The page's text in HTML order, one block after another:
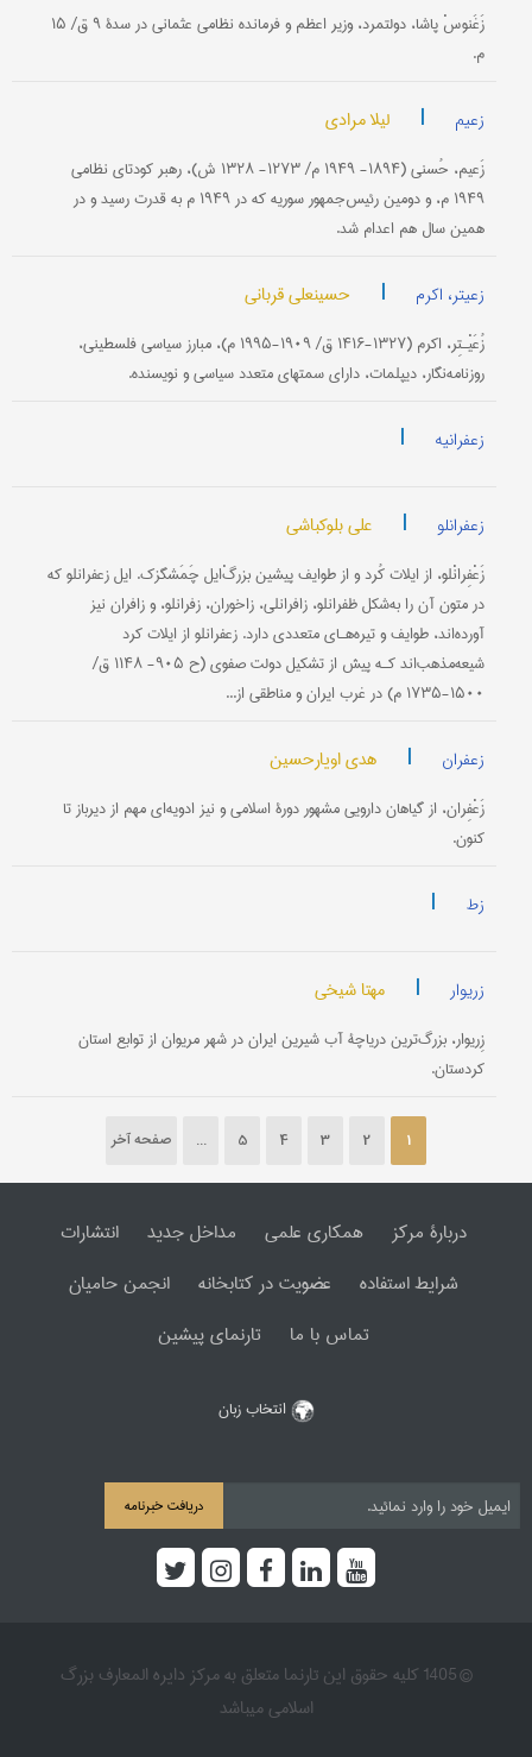
زَغَنوسْ پاشا، دولتمرد، وزیر اعظم و فرمانده نظامی عثمانی در سدۀ ۹ ق/ ۱۵
م.
زعیم | لیلا مرادی
زَعیم، حُسنی (۱۸۹۴- ۱۹۴۹ م/ ۱۲۷۳- ۱۳۲۸ ش)، رهبر کودتای نظامی
۱۹۴۹ م، و دومین رئیس‌جمهور سوریه که در ۱۹۴۹ م به قدرت رسید و در
همین سال هم اعدام شد.
زعیتر، اکرم | حسینعلی قربانی
زُعَیْـتِر، اکرم (۱۳۲۷-۱۴۱۶ ق/ ۱۹۰۹-۱۹۹۵ م)، مبارز سیاسی فلسطینی،
روزنامه‌نگار، دیپلمات، دارای سمتهای متعدد سیاسی و نویسنده.
زعفرانیه |
زعفرانلو | علی بلوکباشی
زَعْفِرانْلو، از ایلات کُرد و از طوایف پیشین بزرگْ‌ایل چَمَشگزک. ایل زعفرانلو که
در متون آن را به‌شکل ظفرانلو، زافرانلی، زاخوران، زفرانلو، و زافران نیز
آورده‌اند، طوایف و تیره‌هـای متعددی دارد. زعفرانلو از ایلات کرد
شیعه‌مذهب‌اند کـه پیش از تشکیل دولت صفوی (ح ۹۰۵- ۱۱۴۸ ق/
۱۵۰۰-۱۷۳۵ م) در غرب ایران و مناطقی از...
زعفران | هدی اویارحسین
زَعْفِران، از گیاهان دارویی مشهور دورۀ اسلامی و نیز ادویه‌ای مهم از دیرباز تا
کنون.
زط |
زریوار | مهتا شیخی
زِریوار، بزرگ‌ترین دریاچۀ آب شیرین ایران در شهر مریوان از توابع استان
کردستان.
1
2
3
4
5
... صفحه آخر
دربارۀ مرکز همکاری علمی مداخل جدید
انتشارات
شرایط استفاده
عضویت در کتابخانه
انجمن حامیان
تماس با ما
تارنمای پیشین
انتخاب زبان
دریافت خبرنامه
© 1405 کلیه حقوق این تارنما متعلق به مرکز دایره المعارف بزرگ
اسلامی میباشد